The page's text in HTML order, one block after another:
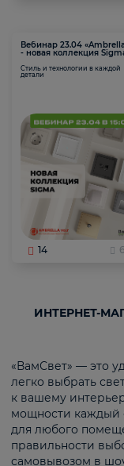
Вебинар 23.04
- новая коллекция
Стиль и технологии в каждой
детали
14
ИНТЕРНЕТ-
«ВамСвет» — это
легко выбрать
к вашему
мощности каждый
для любого
правильности
самовывозом в